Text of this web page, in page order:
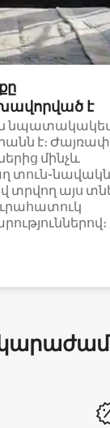
է
է։
մինչև
տուն-
տրվող այս